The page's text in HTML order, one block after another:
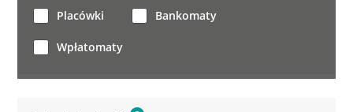
Placówki Bankomaty
Wpłatomaty